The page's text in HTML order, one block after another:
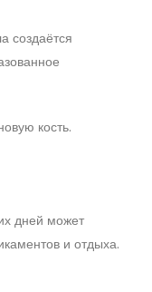
создаётся
кость.
дней может
и отдыха.